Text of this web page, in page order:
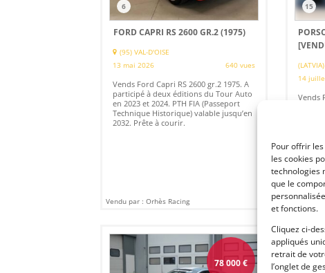
Pour offrir
les cookies
technologies
que le
et fonctions.
Cliquez ci-
appliqués
retrait de
l’onglet de
6
FORD CAPRI RS 2600 GR.2 (1975)
(95) VAL-D'OISE
13 mai 2026
640 vues
Vends Ford Capri RS 2600 gr.2 1975. A
participé à deux éditions du Tour Auto
en 2023 et 2024. PTH FIA (Passeport
Technique Historique) valable jusqu’en
2032. Prête à courir.
Vendu par : Orhès Racing
15
(LATVIA)
14
Vends
Vendu
78 000€